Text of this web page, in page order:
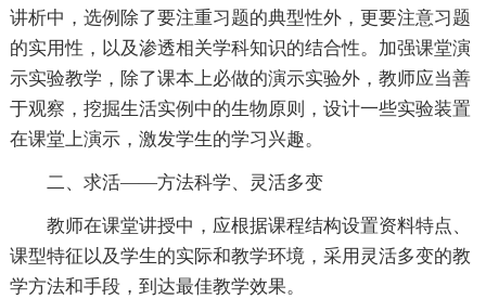
讲析中，选例除了要注重习题的典型性外，更要注意习题
的实用性，以及渗透相关学科知识的结合性。加强课堂演
示实验教学，除了课本上必做的演示实验外，教师应当善
于观察，挖掘生活实例中的生物原则，设计一些实验装置
在课堂上演示，激发学生的学习兴趣。
二、求活——方法科学、灵活多变
教师在课堂讲授中，应根据课程结构设置资料特点、
课型特征以及学生的实际和教学环境，采用灵活多变的教
学方法和手段，到达最佳教学效果。